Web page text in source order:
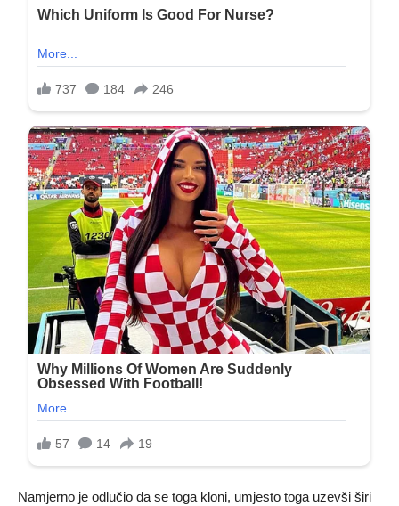
Namjerno je odlučio da se toga kloni, umjesto toga uzevši širi